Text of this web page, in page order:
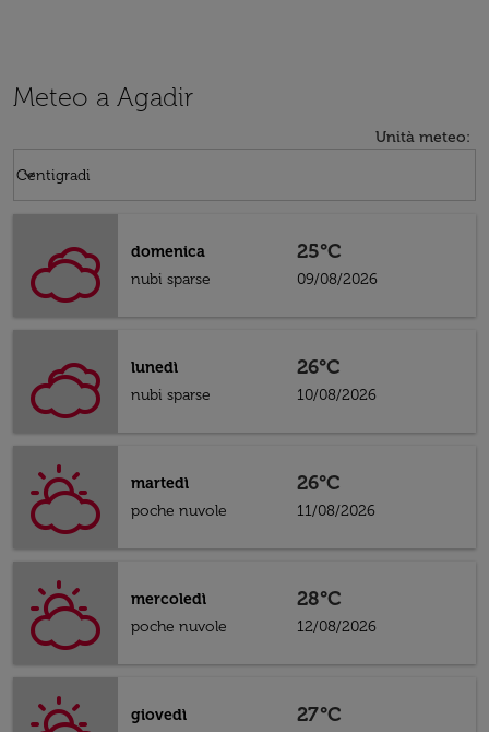
Meteo a Agadir
Unità meteo:
Centigradi
keyboard_arrow_down
domenica
nubi sparse
25°C
09/08/2026
lunedì
nubi sparse
26°C
10/08/2026
martedì
poche nuvole
26°C
11/08/2026
mercoledì
poche nuvole
28°C
12/08/2026
giovedì
27°C